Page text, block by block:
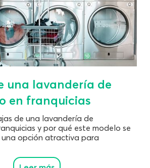
una lavandería de
en franquicias
de una lavandería de
y por qué este modelo se
opción atractiva para